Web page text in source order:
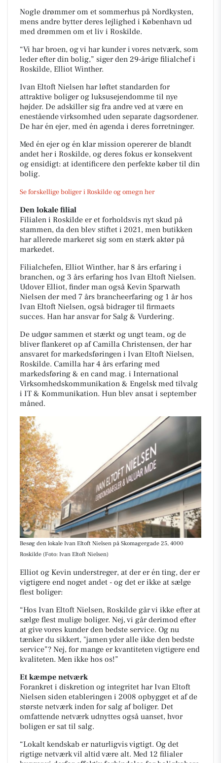
Nogle drømmer om et sommerhus på Nordkysten,
mens andre bytter deres lejlighed i København ud
med drømmen om et liv i Roskilde.
“Vi har broen, og vi har kunder i vores netværk, som
leder efter din bolig,” siger den 29-årige filialchef i
Roskilde, Elliot Winther.
Ivan Eltoft Nielsen har løftet standarden for
attraktive boliger og luksusejendomme til nye
højder. De adskiller sig fra andre ved at være en
enestående virksomhed uden separate dagsordener.
De har én ejer, med én agenda i deres forretninger.
Med én ejer og én klar mission opererer de blandt
andet her i Roskilde, og deres fokus er konsekvent
og ensidigt: at identificere den perfekte køber til din
bolig.
Se forskellige boliger i Roskilde og omegn her
Den lokale filial
Filialen i Roskilde er et forholdsvis nyt skud på
stammen, da den blev stiftet i 2021, men butikken
har allerede markeret sig som en stærk aktør på
markedet.
Filialchefen, Elliot Winther, har 8 års erfaring i
branchen, og 3 års erfaring hos Ivan Eltoft Nielsen.
Udover Elliot, finder man også Kevin Sparwath
Nielsen der med 7 års brancheerfaring og 1 år hos
Ivan Eltoft Nielsen, også bidrager til firmaets
succes. Han har ansvar for Salg & Vurdering.
De udgør sammen et stærkt og ungt team, og de
bliver flankeret op af Camilla Christensen, der har
ansvaret for markedsføringen i Ivan Eltoft Nielsen,
Roskilde. Camilla har 4 års erfaring med
markedsføring & en cand mag. i International
Virksomhedskommunikation & Engelsk med tilvalg
i IT & Kommunikation. Hun blev ansat i september
måned.
Besøg den lokale Ivan Eltoft Nielsen på Skomagergade 25, 4000
Roskilde (Foto: Ivan Eltoft Nielsen)
Elliot og Kevin understreger, at der er én ting, der er
vigtigere end noget andet - og det er ikke at sælge
flest boliger:
“Hos Ivan Eltoft Nielsen, Roskilde går vi ikke efter at
sælge flest mulige boliger. Nej, vi går derimod efter
at give vores kunder den bedste service. Og nu
tænker du sikkert, "jamen yder alle ikke den bedste
service”? Nej, for mange er kvantiteten vigtigere end
kvaliteten. Men ikke hos os!”
Et kæmpe netværk
Forankret i diskretion og integritet har Ivan Eltoft
Nielsen siden etableringen i 2008 opbygget et af de
største netværk inden for salg af boliger. Det
omfattende netværk udnyttes også uanset, hvor
boligen er sat til salg.
“Lokalt kendskab er naturligvis vigtigt. Og det
rigtige netværk vil altid være alt. Med 12 filialer